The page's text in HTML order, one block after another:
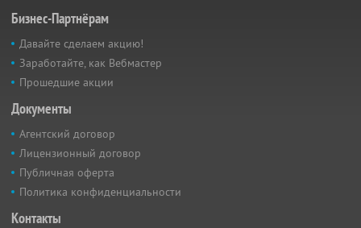
Бизнес-Партнёрам
Давайте сделаем акцию!
Заработайте, как Вебмастер
Прошедшие акции
Документы
Агентский договор
Лицензионный договор
Публичная оферта
Политика конфиденциальности
Контакты